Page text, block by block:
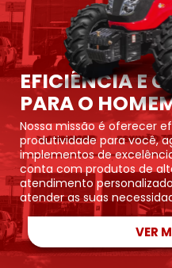
EFICIÊNCIA E
PARA O
Nossa missão é oferecer
produtividade para você,
implementos de
conta com produtos de
atendimento
atender as suas
VER